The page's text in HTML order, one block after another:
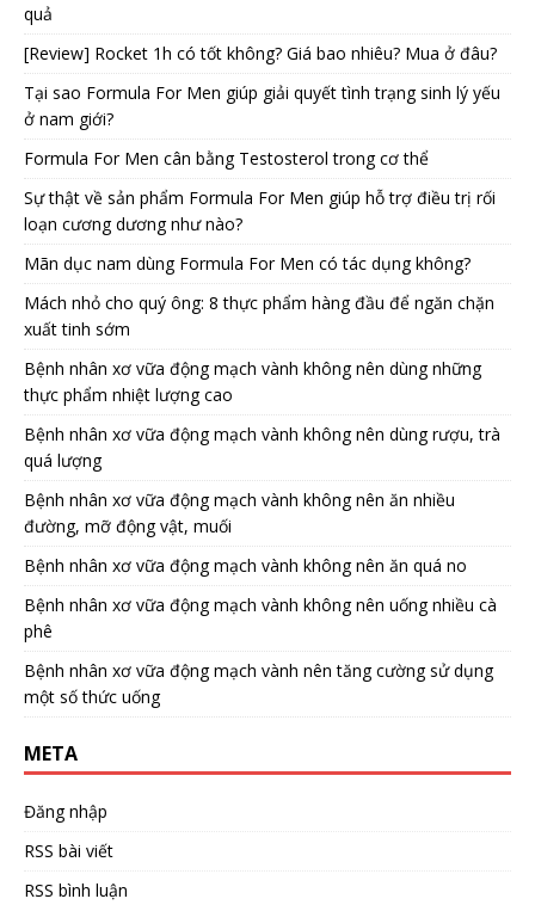
quả
[Review] Rocket 1h có tốt không? Giá bao nhiêu? Mua ở đâu?
Tại sao Formula For Men giúp giải quyết tình trạng sinh lý yếu
ở nam giới?
Formula For Men cân bằng Testosterol trong cơ thể
Sự thật về sản phẩm Formula For Men giúp hỗ trợ điều trị rối
loạn cương dương như nào?
Mãn dục nam dùng Formula For Men có tác dụng không?
Mách nhỏ cho quý ông: 8 thực phẩm hàng đầu để ngăn chặn
xuất tinh sớm
Bệnh nhân xơ vữa động mạch vành không nên dùng những
thực phẩm nhiệt lượng cao
Bệnh nhân xơ vữa động mạch vành không nên dùng rượu, trà
quá lượng
Bệnh nhân xơ vữa động mạch vành không nên ăn nhiều
đường, mỡ động vật, muối
Bệnh nhân xơ vữa động mạch vành không nên ăn quá no
Bệnh nhân xơ vữa động mạch vành không nên uống nhiều cà
phê
Bệnh nhân xơ vữa động mạch vành nên tăng cường sử dụng
một số thức uống
META
Đăng nhập
RSS bài viết
RSS bình luận